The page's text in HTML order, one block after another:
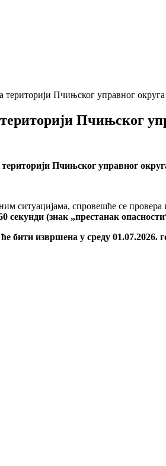
Пчињског управног округа
Пчињског
Пчињског управног
ситуацијама, спровешће се провера
секунди (знак „престанак
бити извршена у среду 01.07.2026.